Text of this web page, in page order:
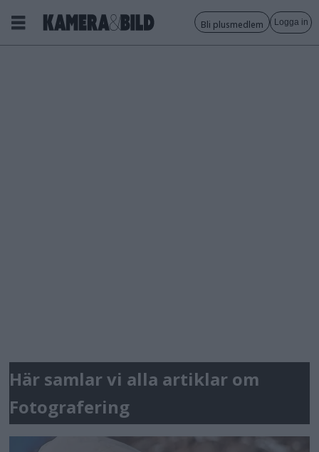
Bli plusmedlem Logga in
Här samlar vi alla artiklar om
Fotografering